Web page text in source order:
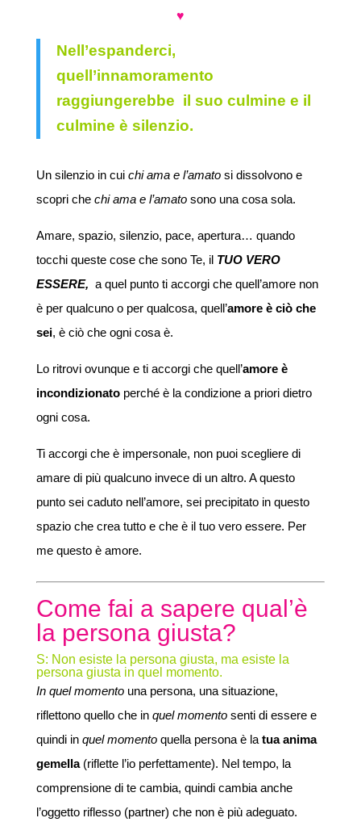
♥
Nell’espanderci,
quell’innamoramento
raggiungerebbe il suo culmine e il
culmine è silenzio.
Un silenzio in cui chi ama e l’amato si dissolvono e
scopri che chi ama e l’amatosono una cosa sola.
Amare, spazio, silenzio, pace, apertura… quando
tocchi queste cose che sono Te, il TUO VERO
ESSERE, a quel punto ti accorgi che quell’amore non
è per qualcuno o per qualcosa, quell’amore è ciò che
sei, è ciò che ogni cosa è.
Lo ritrovi ovunque e ti accorgi che quell’amore è
incondizionatoperché è la condizione a priori dietro
ogni cosa.
Ti accorgi che è impersonale, non puoi scegliere di
amare di più qualcuno invece di un altro. A questo
punto sei caduto nell’amore, sei precipitato in questo
spazio che crea tutto e che è il tuo vero essere. Per
me questo è amore.
Come fai a sapere qual’è
la persona giusta?
S: Non esiste la persona giusta, ma esiste la
persona giusta in quel momento.
In quel momentouna persona, una situazione,
riflettono quello che in quel momentosenti di essere e
quindi in quel momentoquella persona è latua anima
gemella(riflette l’io perfettamente). Nel tempo, la
comprensione di te cambia, quindi cambia anche
l’oggetto riflesso (partner) che non è più adeguato.